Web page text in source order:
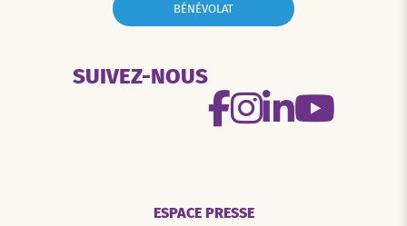
BÉNÉVOLAT
SUIVEZ-NOUS
ESPACE PRESSE